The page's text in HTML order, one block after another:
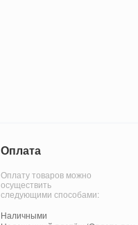
Оплата
Оплату товаров можно
осуществить
следующими способами:
Наличными